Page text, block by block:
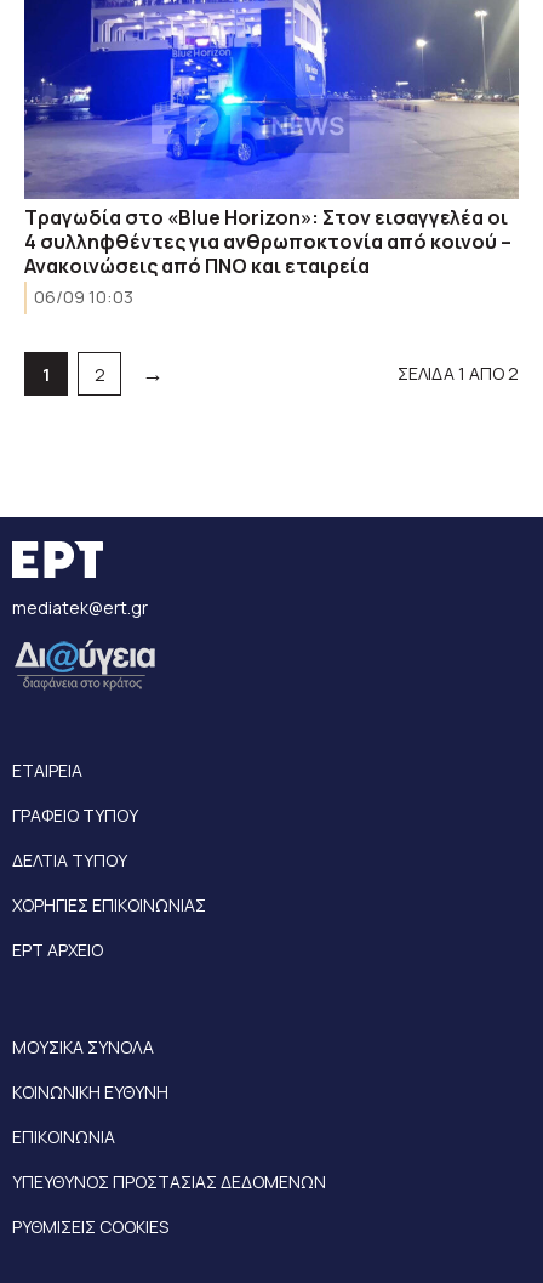
Τραγωδία στο «Blue Horizon»: Στον εισαγγελέα οι
4 συλληφθέντες για ανθρωποκτονία από κοινού –
Ανακοινώσεις από ΠΝΟ και εταιρεία
06/09 10:03
Σελίδα
1 Σελίδα
2 → ΣΕΛΙΔΑ 1 ΑΠΟ 2
mediatek@ert.gr
ΕΤΑΙΡΕΙΑ
ΓΡΑΦΕΙΟ ΤΥΠΟΥ
ΔΕΛΤΙΑ ΤΥΠΟΥ
ΧΟΡΗΓΙΕΣ ΕΠΙΚΟΙΝΩΝΙΑΣ
ΕΡΤ ΑΡΧΕΙΟ
ΜΟΥΣΙΚΑ ΣΥΝΟΛΑ
ΚΟΙΝΩΝΙΚΗ ΕΥΘΥΝΗ
ΕΠΙΚΟΙΝΩΝΙΑ
ΥΠΕΥΘΥΝΟΣ ΠΡΟΣΤΑΣΙΑΣ ΔΕΔΟΜΕΝΩΝ
ΡΥΘΜΙΣΕΙΣ COOKIES